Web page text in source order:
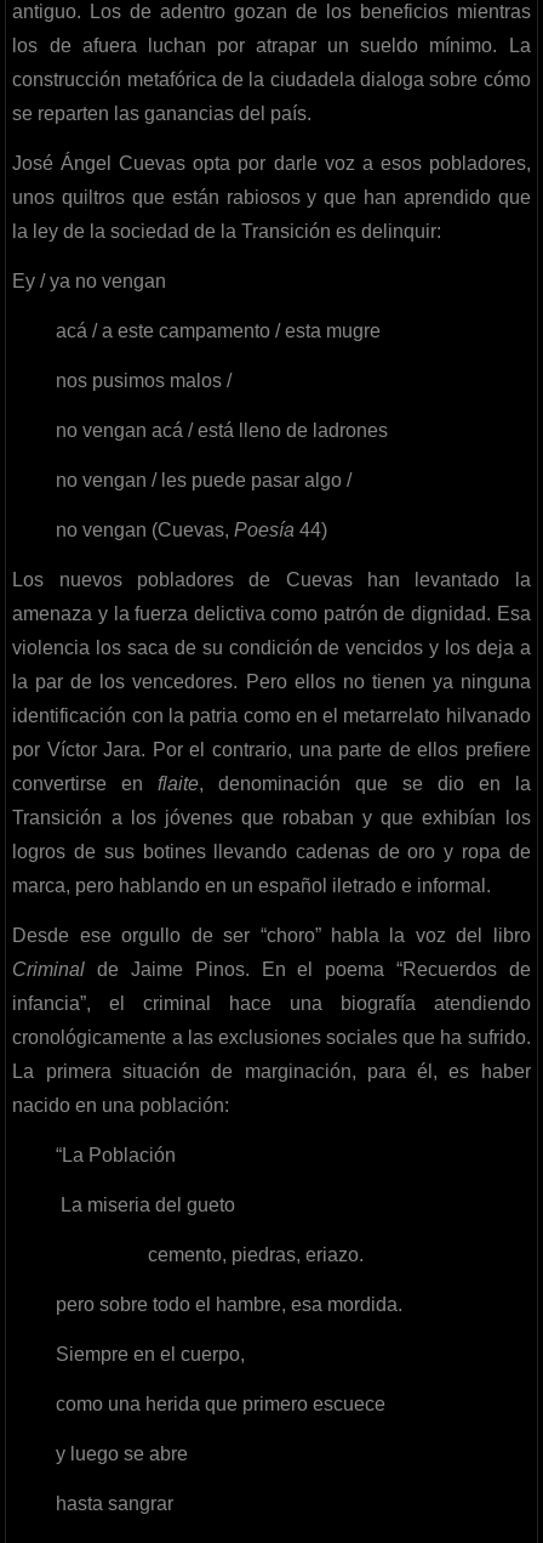
antiguo. Los de adentro gozan de los beneficios mientras
los de afuera luchan por atrapar un sueldo mínimo. La
construcción metafórica de la ciudadela dialoga sobre cómo
se reparten las ganancias del país.
José Ángel Cuevas opta por darle voz a esos pobladores,
unos quiltros que están rabiosos y que han aprendido que
la ley de la sociedad de la Transición es delinquir:
Ey / ya no vengan
acá / a este campamento / esta mugre
nos pusimos malos /
no vengan acá / está lleno de ladrones
no vengan / les puede pasar algo /
no vengan (Cuevas,Poesía 44)
Los nuevos pobladores de Cuevas han levantado la
amenaza y la fuerza delictiva como patrón de dignidad. Esa
violencia los saca de su condición de vencidos y los deja a
la par de los vencedores. Pero ellos no tienen ya ninguna
identificación con la patria como en el metarrelato hilvanado
por Víctor Jara. Por el contrario, una parte de ellos prefiere
convertirse enflaite, denominación que se dio en la
Transición a los jóvenes que robaban y que exhibían los
logros de sus botines llevando cadenas de oro y ropa de
marca, pero hablando en un español iletrado e informal.
Desde ese orgullo de ser “choro” habla la voz del libro
Criminal de Jaime Pinos. En el poema “Recuerdos de
infancia”, el criminal hace una biografía atendiendo
cronológicamente a las exclusiones sociales que ha sufrido.
La primera situación de marginación, para él, es haber
nacido en una población:
“La Población
La miseria del gueto
cemento, piedras, eriazo.
pero sobre todo el hambre, esa mordida.
Siempre en el cuerpo,
como una herida que primero escuece
y luego se abre
hasta sangrar